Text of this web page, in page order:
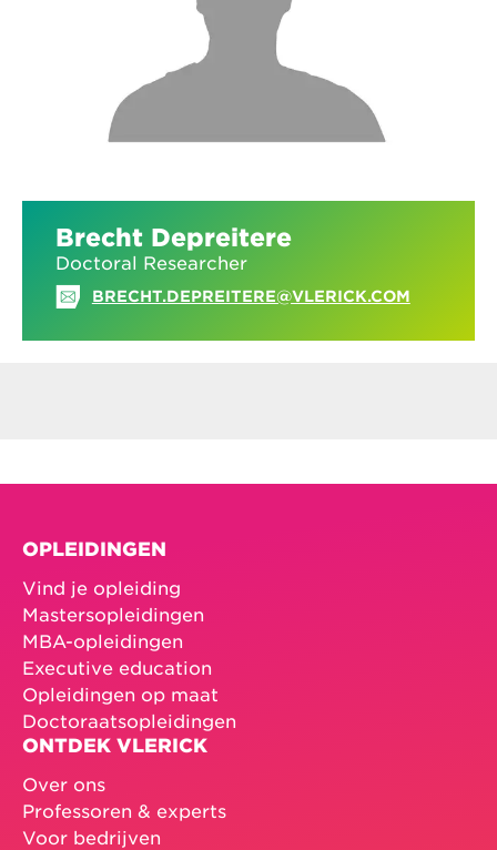
Brecht Depreitere
Doctoral Researcher
BRECHT.DEPREITERE@VLERICK.COM
OPLEIDINGEN
Vind je opleiding
Mastersopleidingen
MBA-opleidingen
Executive education
Opleidingen op maat
Doctoraatsopleidingen
ONTDEK VLERICK
Over ons
Professoren & experts
Voor bedrijven